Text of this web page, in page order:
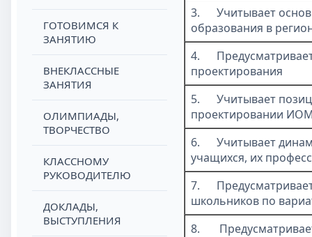
ГОТОВИМСЯ К
ЗАНЯТИЮ
ВНЕКЛАССНЫЕ
ЗАНЯТИЯ
ОЛИМПИАДЫ,
ТВОРЧЕСТВО
КЛАССНОМУ
РУКОВОДИТЕЛЮ
ДОКЛАДЫ,
ВЫСТУПЛЕНИЯ
3.
Учитывает
образования в
4.
проектирования
5.
Учитывает
проектировании
6.
Учитывает
учащихся, их
7.
школьников по
8.